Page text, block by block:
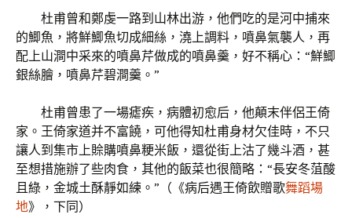
杜甫曾和鄭虔一路到山林出游，他們吃的是河中捕來
的鯽魚，將鮮鯽魚切成細絲，澆上調料，噴鼻氣襲人，再
配上山澗中采來的噴鼻芹做成的噴鼻羹，好不稱心：“鮮鯽
銀絲膾，噴鼻芹碧澗羹。”
杜甫曾患了一場瘧疾，病體初愈后，他顛末伴侶王倚
家。王倚家道并不富饒，可他得知杜甫身材欠佳時，不只
讓人到集市上賒購噴鼻粳米飯，還從街上沽了幾斗酒，甚
至想措施辦了些肉食，其他的飯菜也很簡略：“長安冬菹酸
且綠，金城土酥靜如練。”（《病后遇王倚飲贈歌舞蹈場
地》，下同）